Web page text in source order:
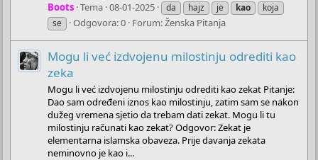
Boots Tema 08-01-2025 da hajz je kao
koja
se
Odgovora: 0 Forum:Ženska Pitanja
Mogu li već izdvojenu milostinju odrediti kao
zeka
Mogu li već izdvojenu milostinju odrediti kao zekat Pitanje:
Dao sam određeni iznos kao milostinju, zatim sam se nakon
dužeg vremena sjetio da trebam dati zekat. Mogu li tu
milostinju računati kao zekat? Odgovor: Zekat je
elementarna islamska obaveza. Prije davanja zekata
neminovno je kao i...